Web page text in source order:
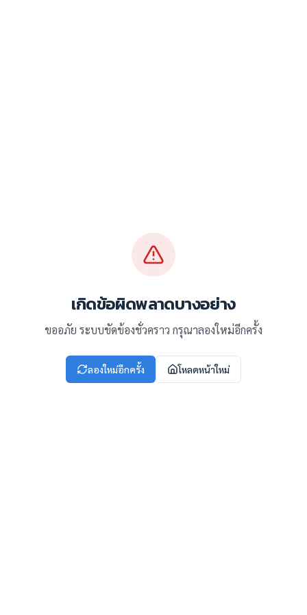
เกิดข้อผิดพลาดบางอย่าง
ขออภัย ระบบขัดข้องชั่วคราว กรุณาลองใหม่อีกครั้ง
ลองใหม่อีกครั้ง โหลดหน้าใหม่